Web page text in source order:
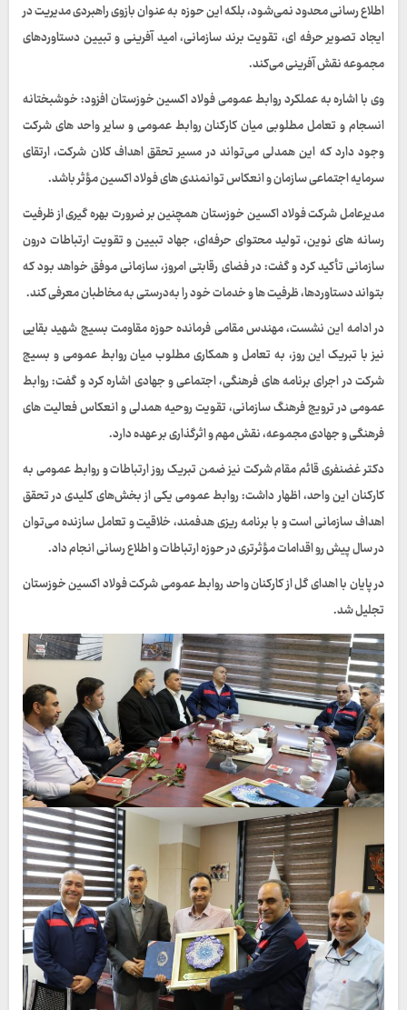
اطلاع‌ رسانی محدود نمی‌شود، بلکه این حوزه به عنوان بازوی راهبردی مدیریت در
ایجاد تصویر حرفه‌ ای، تقویت برند سازمانی، امید آفرینی و تبیین دستاوردهای
مجموعه نقش‌ آفرینی می‌کند.
وی با اشاره به عملکرد روابط عمومی فولاد اکسین خوزستان افزود: خوشبختانه
انسجام و تعامل مطلوبی میان کارکنان روابط عمومی و سایر واحد های شرکت
وجود دارد که این همدلی می‌تواند در مسیر تحقق اهداف کلان شرکت، ارتقای
سرمایه اجتماعی سازمان و انعکاس توانمندی‌ های فولاد اکسین مؤثر باشد.
مدیرعامل شرکت فولاد اکسین خوزستان همچنین بر ضرورت بهره‌ گیری از ظرفیت
رسانه‌ های نوین، تولید محتوای حرفه‌ای، جهاد تبیین و تقویت ارتباطات درون‌
سازمانی تأکید کرد و گفت: در فضای رقابتی امروز، سازمانی موفق خواهد بود که
بتواند دستاوردها، ظرفیت‌ ها و خدمات خود را به‌درستی به مخاطبان معرفی کند.
در ادامه این نشست، مهندس مقامی فرمانده حوزه مقاومت بسیج شهید بقایی
نیز با تبریک این روز، به تعامل و همکاری مطلوب میان روابط عمومی و بسیج
شرکت در اجرای برنامه‌ های فرهنگی، اجتماعی و جهادی اشاره کرد و گفت: روابط
عمومی در ترویج فرهنگ سازمانی، تقویت روحیه همدلی و انعکاس فعالیت‌ های
فرهنگی و جهادی مجموعه، نقش مهم و اثرگذاری بر عهده دارد.
دکتر غضنفری قائم‌ مقام شرکت نیز ضمن تبریک روز ارتباطات و روابط عمومی به
کارکنان این واحد، اظهار داشت: روابط عمومی یکی از بخش‌های کلیدی در تحقق
اهداف سازمانی است و با برنامه‌ ریزی هدفمند، خلاقیت و تعامل سازنده می‌توان
در سال پیش رو اقدامات مؤثرتری در حوزه ارتباطات و اطلاع‌ رسانی انجام داد.
در پایان با اهدای گل از کارکنان واحد روابط عمومی شرکت فولاد اکسین خوزستان
تجلیل شد.